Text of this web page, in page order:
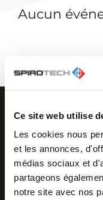
Ce site web utilise
Les cookies nous
et les annonces,
médias sociaux et
partageons
notre site avec nos
Aucun
Des
un
Contactez nos
produits